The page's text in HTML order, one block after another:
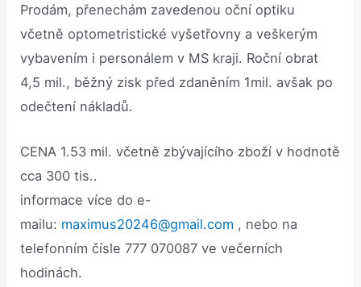
Prodám, přenechám zavedenou oční optiku
včetně optometristické vyšetřovny a veškerým
vybavením i personálem v MS kraji. Roční obrat
4,5 mil., běžný zisk před zdaněním 1mil. avšak po
odečtení nákladů.
CENA 1.53 mil. včetně zbývajícího zboží v hodnotě
cca 300 tis..
informace více do e-
mailu: maximus20246@gmail.com , nebo na
telefonním čísle 777 070087 ve večerních
hodinách.